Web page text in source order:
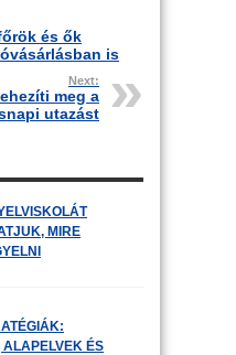
és ők
is
Next:
meg a
utazást
MIRE
ALAPELVEK ÉS